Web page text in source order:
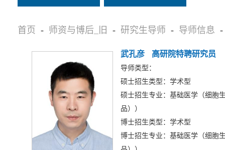
名单_旧
首页 - 师资与博后_旧 - 研究生导师 - 导师信息 -
武孔彦 高研院特聘研究员
导师类型：
硕士招生类型：学术型
硕士招生专业：基础医学（细胞
品））
博士招生类型：学术型
博士招生专业：基础医学（细胞